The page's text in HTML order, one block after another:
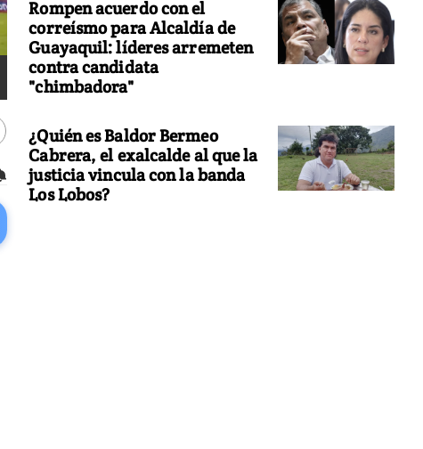
Rompen acuerdo con el
correísmo para Alcaldía de
Guayaquil: líderes arremeten
contra candidata
"chimbadora"
¿Quién es Baldor Bermeo
Cabrera, el exalcalde al que la
justicia vincula con la banda
Los Lobos?